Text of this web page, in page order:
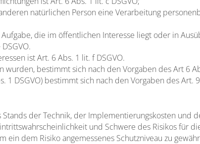
natürlichen Person eine Verarbeitung
die im öffentlichen Interesse liegt oder in
ist Art. 6 Abs. 1 lit. f DSGVO.
bestimmt sich nach den Vorgaben des Art 6
DSGVO) bestimmt sich nach den Vorgaben des Art.
der Technik, der Implementierungskosten und
und Schwere des Risikos für
dem Risiko angemessenes Schutzniveau zu